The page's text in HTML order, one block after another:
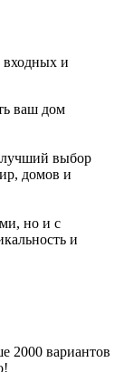
и
ваш дом
лучший выбор
домов и
но и с
и
2000 вариантов